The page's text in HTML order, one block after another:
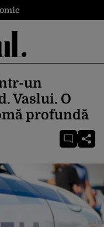
un
Vaslui. O
profundă